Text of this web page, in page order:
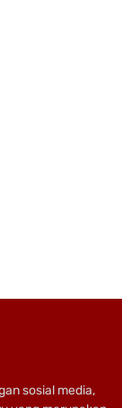
sosial media,